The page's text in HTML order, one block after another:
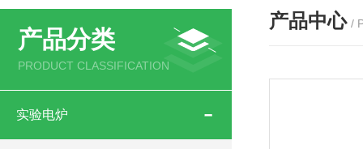
产品分类
PRODUCT CLASSIFICATION
实验电炉
产品中心 /